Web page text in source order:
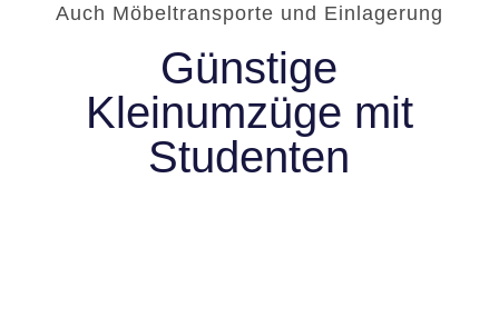
Auch Möbeltransporte und Einlagerung
Günstige
Kleinumzüge mit
Studenten